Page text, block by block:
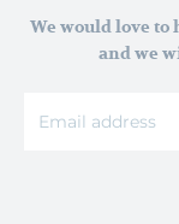
We would love
and we